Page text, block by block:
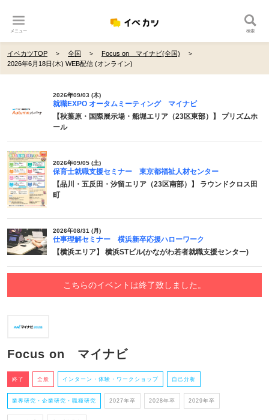
メニュー 検索
イベカツTOP 全国
Focus on マイナビ(全国)
2026年6月18日(木) WEB配信 (オンライン)
2026年09/03 (木)
就職EXPO オータムミーティング マイナビ
【秋葉原・国際展示場・船堀エリア（23区東部）】 プリズムホ
ール
2026年09/05 (土)
保育士就職支援セミナー 東京都福祉人材センター
【品川・五反田・汐留エリア（23区南部）】 ラウンドクロス田
町
2026年08/31 (月)
仕事理解セミナー 横浜新卒応援ハローワーク
【横浜エリア】 横浜STビル(かながわ若者就職支援センター)
こちらのイベントは終了致しました。
Focus on マイナビ
終了 全般 インターン・体験・ワークショップ 自己分析
業界研究・企業研究・職種研究 2027年卒 2028年卒 2029年卒